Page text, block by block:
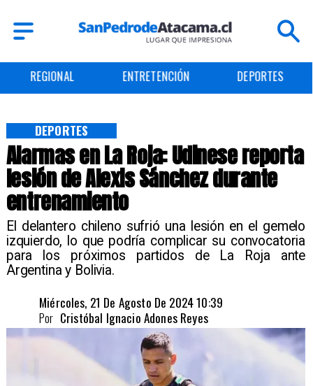
REGIONAL ENTRETENCIÓN DEPORTES
Alarmas en La Roja: Udinese reporta
lesión de Alexis Sánchez durante
entrenamiento
​El delantero chileno sufrió una lesión en el gemelo
izquierdo, lo que podría complicar su convocatoria
para los próximos partidos de La Roja ante
Argentina y Bolivia.
DEPORTES
Miércoles, 21 De Agosto De 2024 10:39
Cristóbal Ignacio Adones Reyes
Por